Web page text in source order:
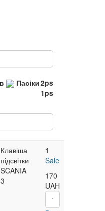
2ps
Пасіки
1ps
Клавіша
підсвітки
SCANIA
3
1
Sale
170
UAH